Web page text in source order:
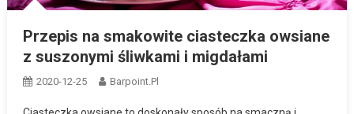
Przepis na smakowite ciasteczka owsiane
z suszonymi śliwkami i migdałami
2020-12-25 Barpoint.pl